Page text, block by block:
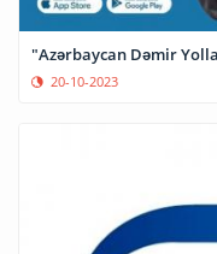
"Azərbaycan Dəmir
20-10-2023